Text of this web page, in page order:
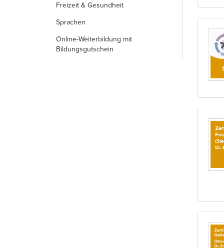
Freizeit & Gesundheit
Sprachen
Online-Weiterbildung mit
Bildungsgutschein